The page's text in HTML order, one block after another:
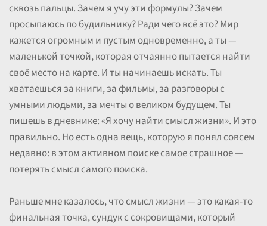
сквозь пальцы. Зачем я учу эти формулы? Зачем
просыпаюсь по будильнику? Ради чего всё это? Мир
кажется огромным и пустым одновременно, а ты —
маленькой точкой, которая отчаянно пытается найти
своё место на карте. И ты начинаешь искать. Ты
хватаешься за книги, за фильмы, за разговоры с
умными людьми, за мечты о великом будущем. Ты
пишешь в дневнике: «Я хочу найти смысл жизни». И это
правильно. Но есть одна вещь, которую я понял совсем
недавно: в этом активном поиске самое страшное —
потерять смысл самого поиска.
Раньше мне казалось, что смысл жизни — это какая-то
финальная точка, сундук с сокровищами, который